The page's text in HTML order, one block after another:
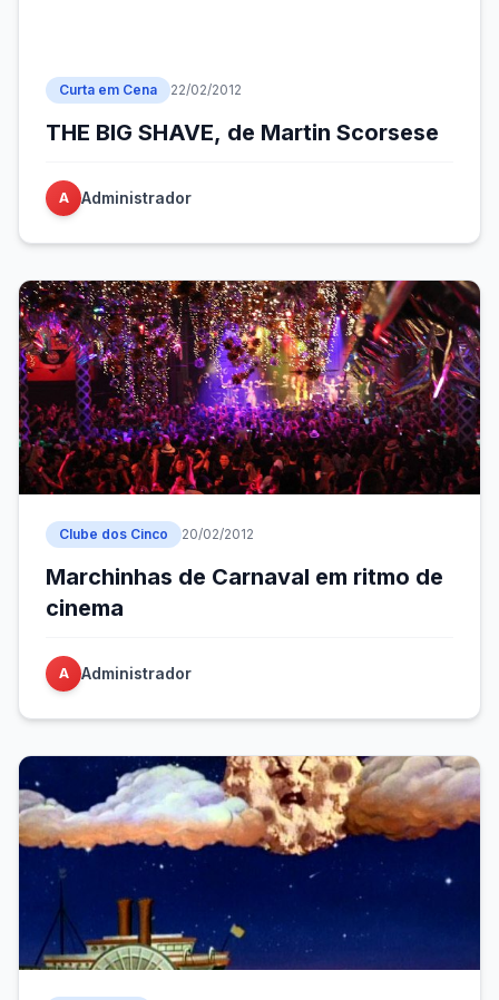
Curta em Cena 22/02/2012
THE BIG SHAVE, de Martin Scorsese
A Administrador
Clube dos Cinco 20/02/2012
Marchinhas de Carnaval em ritmo de
cinema
A Administrador